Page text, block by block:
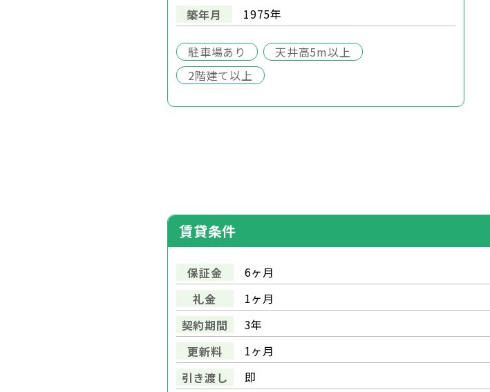
築年月
1975年
駐車場あり
天井高5m以上
2階建て以上
賃貸条件
保証金
6ヶ月
礼金
1ヶ月
契約期間
3年
更新料
1ヶ月
引き渡し
即